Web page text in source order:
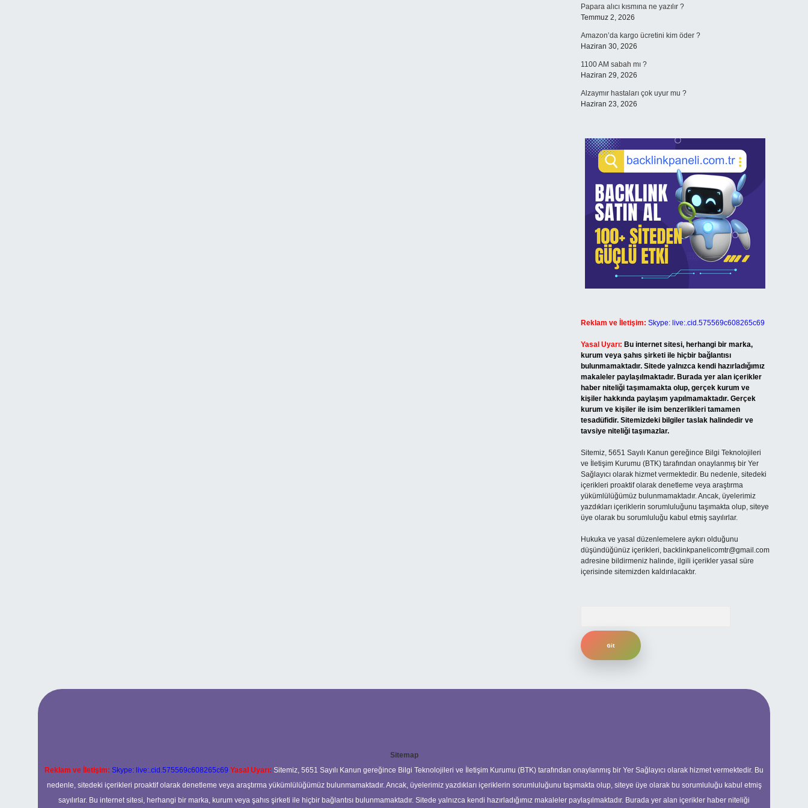
Papara alıcı kısmına ne yazılır ?
Temmuz 2, 2026
Amazon’da kargo ücretini kim öder ?
Haziran 30, 2026
1100 AM sabah mı ?
Haziran 29, 2026
Alzaymır hastaları çok uyur mu ?
Haziran 23, 2026
Reklam ve İletişim: Skype: live:.cid.575569c608265c69
Yasal Uyarı: Bu internet sitesi, herhangi bir marka,
kurum veya şahıs şirketi ile hiçbir bağlantısı
bulunmamaktadır. Sitede yalnızca kendi hazırladığımız
makaleler paylaşılmaktadır. Burada yer alan içerikler
haber niteliği taşımamakta olup, gerçek kurum ve
kişiler hakkında paylaşım yapılmamaktadır. Gerçek
kurum ve kişiler ile isim benzerlikleri tamamen
tesadüfidir. Sitemizdeki bilgiler taslak halindedir ve
tavsiye niteliği taşımazlar.
Sitemiz, 5651 Sayılı Kanun gereğince Bilgi Teknolojileri
ve İletişim Kurumu (BTK) tarafından onaylanmış bir Yer
Sağlayıcı olarak hizmet vermektedir. Bu nedenle, sitedeki
içerikleri proaktif olarak denetleme veya araştırma
yükümlülüğümüz bulunmamaktadır. Ancak, üyelerimiz
yazdıkları içeriklerin sorumluluğunu taşımakta olup, siteye
üye olarak bu sorumluluğu kabul etmiş sayılırlar.
Hukuka ve yasal düzenlemelere aykırı olduğunu
düşündüğünüz içerikleri, backlinkpanelicomtr@gmail.com
adresine bildirmeniz halinde, ilgili içerikler yasal süre
içerisinde sitemizden kaldırılacaktır.
Sitemap
Reklam ve İletişim: Skype: live:.cid.575569c608265c69 Yasal Uyarı: Sitemiz, 5651 Sayılı Kanun gereğince Bilgi Teknolojileri ve İletişim Kurumu (BTK) tarafından onaylanmış bir Yer Sağlayıcı olarak hizmet vermektedir. Bu
nedenle, sitedeki içerikleri proaktif olarak denetleme veya araştırma yükümlülüğümüz bulunmamaktadır. Ancak, üyelerimiz yazdıkları içeriklerin sorumluluğunu taşımakta olup, siteye üye olarak bu sorumluluğu kabul etmiş
sayılırlar. Bu internet sitesi, herhangi bir marka, kurum veya şahıs şirketi ile hiçbir bağlantısı bulunmamaktadır. Sitede yalnızca kendi hazırladığımız makaleler paylaşılmaktadır. Burada yer alan içerikler haber niteliği